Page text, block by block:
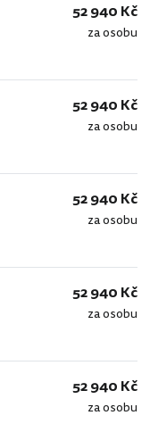
52 940 Kč
za osobu
52 940 Kč
za osobu
52 940 Kč
za osobu
52 940 Kč
za osobu
52 940 Kč
za osobu